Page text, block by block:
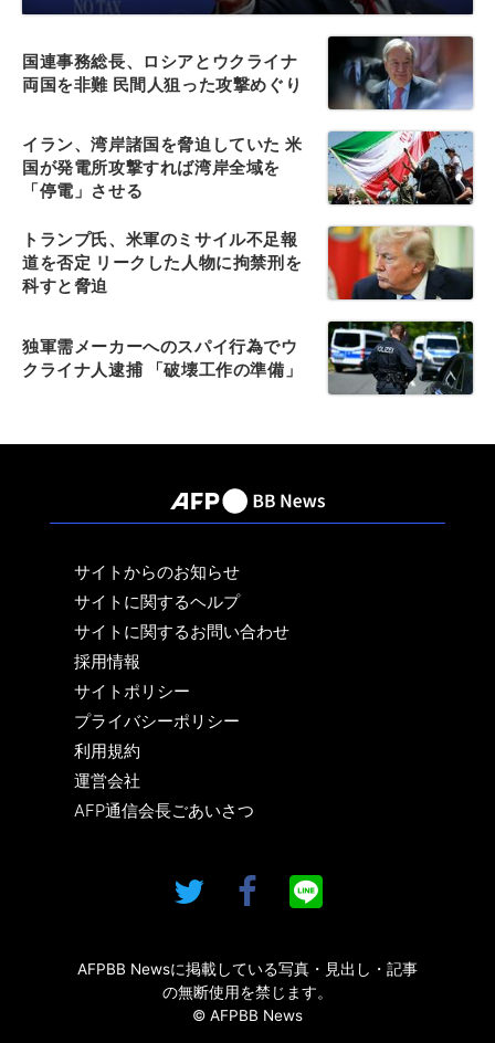
国連事務総長、ロシアとウクライナ
両国を非難 民間人狙った攻撃めぐり
イラン、湾岸諸国を脅迫していた 米
国が発電所攻撃すれば湾岸全域を
「停電」させる
トランプ氏、米軍のミサイル不足報
道を否定 リークした人物に拘禁刑を
科すと脅迫
独軍需メーカーへのスパイ行為でウ
クライナ人逮捕 「破壊工作の準備」
サイトからのお知らせ
サイトに関するヘルプ
サイトに関するお問い合わせ
採用情報
サイトポリシー
プライバシーポリシー
利用規約
運営会社
AFP通信会長ごあいさつ
AFPBB Newsに掲載している写真・見出し・記事
の無断使用を禁じます。
© AFPBB News